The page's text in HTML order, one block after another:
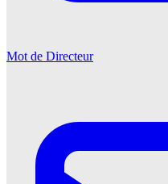
Mot de Directeur